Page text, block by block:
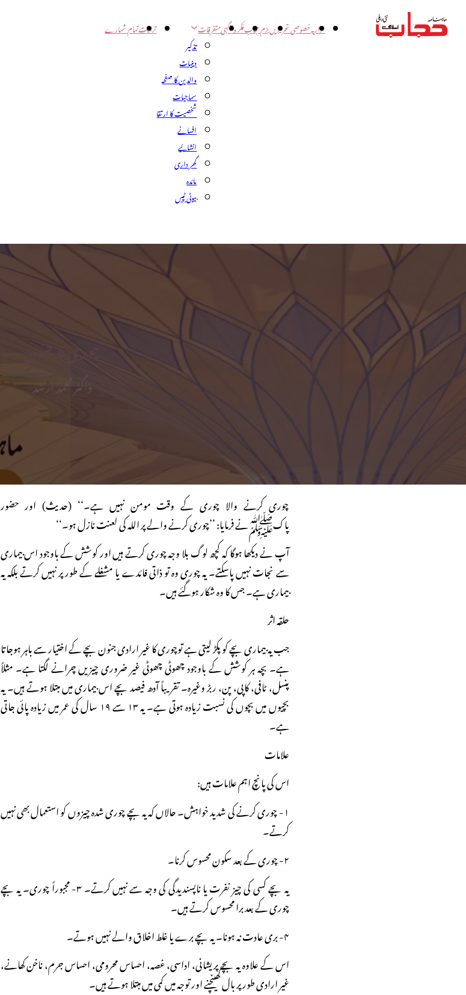
اداریہخصوصی تحریریںبزم حجابفکر و آگہیمتفرقات
تذکیر
دینیات
والدین کا صفحہ
سماجیات
شخصیت کا ارتقا
افسانے
انشائیے
گھر داری
مائدہ
بیوٹی ٹپس
تربیتتمام شمارے
چوری کا جنون
ڈاکٹر محمد ارشد
چوری کرنے والا چوری کے وقت مومن نہیں ہے۔‘‘ (حدیث) اور حضور
پاکﷺنے فرمایا: ’’چوری کرنے والے پر اللہ کی لعنت نازل ہو۔‘‘
آپ نے دیکھا ہوگا کہ کچھ لوگ بلا وجہ چوری کرتے ہیں اور کوشش کے باوجود اس بیماری
سے نجات نہیں پاسکتے۔ یہ چوری وہ تو ذاتی فائدے یا مشغلے کے طور پر نہیں کرتے بلکہ یہ
بیماری ہے۔ جس کا وہ شکار ہوگئے ہیں۔
حلقہ اثر
جب یہ بیماری بچے کو پکڑ لیتی ہے توچوری کا غیر ارادی جنون بچے کے اختیار سے باہر ہوجاتا
ہے۔ بچہ ہر کوشش کے باوجود چھوٹی چھوٹی غیر ضروری چیزیں چرانے لگتا ہے۔ مثلاً
پنسل، ٹافی، کاپی، پن، ربڑ وغیرہ۔ تقریباً آدھ فیصد بچے اس بیماری میں مبتلا ہوتے ہیں۔ یہ
بچیوں میں بچوں کی نسبت زیادہ ہوتی ہے۔ یہ ۱۳ سے ۱۹ سال کی عمر میں زیادہ پائی جاتی
ہے۔
علامات
اس کی پانچ اہم علامات ہیں:
۱- چوری کرنے کی شدید خواہش۔ حالاں کہ یہ بچے چوری شدہ چیزوں کو استعمال بھی نہیں
کرتے۔
۲- چوری کے بعد سکون محسوس کرنا۔
یہ بچے کسی کی چیز نفرت یا ناپسندیدگی کی وجہ سے نہیں کرتے۔ ۳- مجبوراً چوری۔ یہ بچے
چوری کے بعد برا محسوس کرتے ہیں۔
۴- بری عادت نہ ہونا۔ یہ بچے برے یا غلط اخلاق والے نہیں ہوتے۔
اس کے علاوہ یہ بچے پریشانی، اداسی، غصہ، احساس محرومی، احساس جرم، ناخن کھانے،
غیر ارادی طور پر بال کھینچنے اور توجہ میں کمی میں مبتلا ہوتے ہیں۔